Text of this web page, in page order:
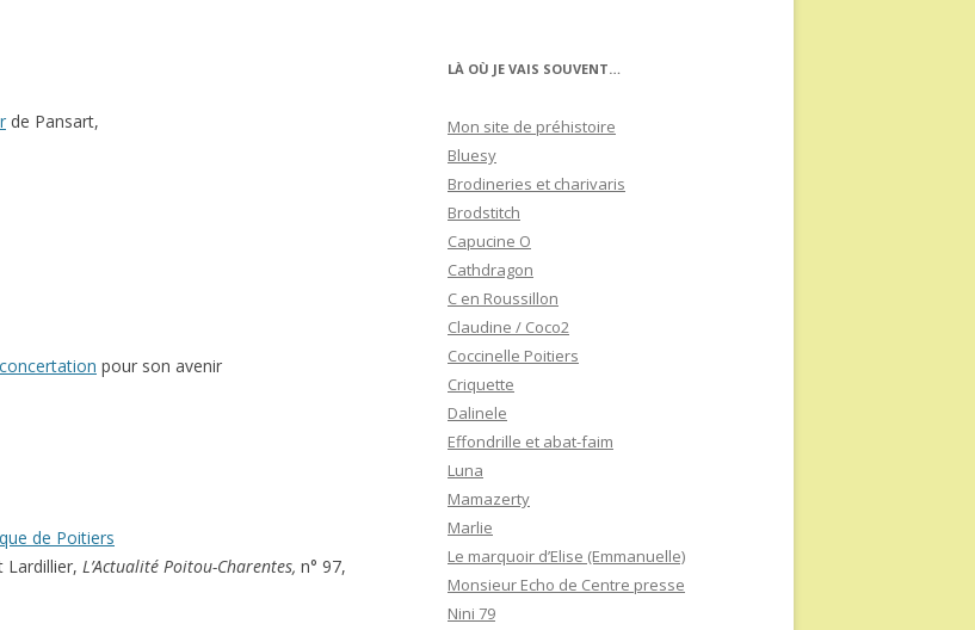
de Pansart,
pour son avenir
de Poitiers
Lardillier, L’Actualité Poitou-Charentes, n° 97,
LÀ OÙ JE VAIS SOUVENT…
Mon site de préhistoire
Bluesy
Brodineries et charivaris
Brodstitch
Capucine O
Cathdragon
C en Roussillon
Claudine / Coco2
Coccinelle Poitiers
Criquette
Dalinele
Effondrille et abat-faim
Luna
Mamazerty
Marlie
Le marquoir d’Elise (Emmanuelle)
Monsieur Echo de Centre presse
Nini 79